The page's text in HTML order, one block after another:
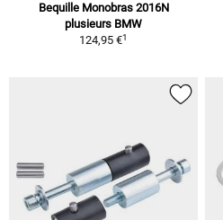
Bequille Monobras 2016N
plusieurs BMW
124,95 €1